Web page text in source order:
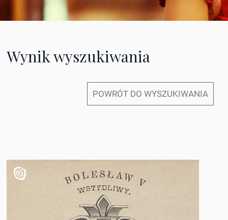
Wynik wyszukiwania
POWRÓT DO WYSZUKIWANIA